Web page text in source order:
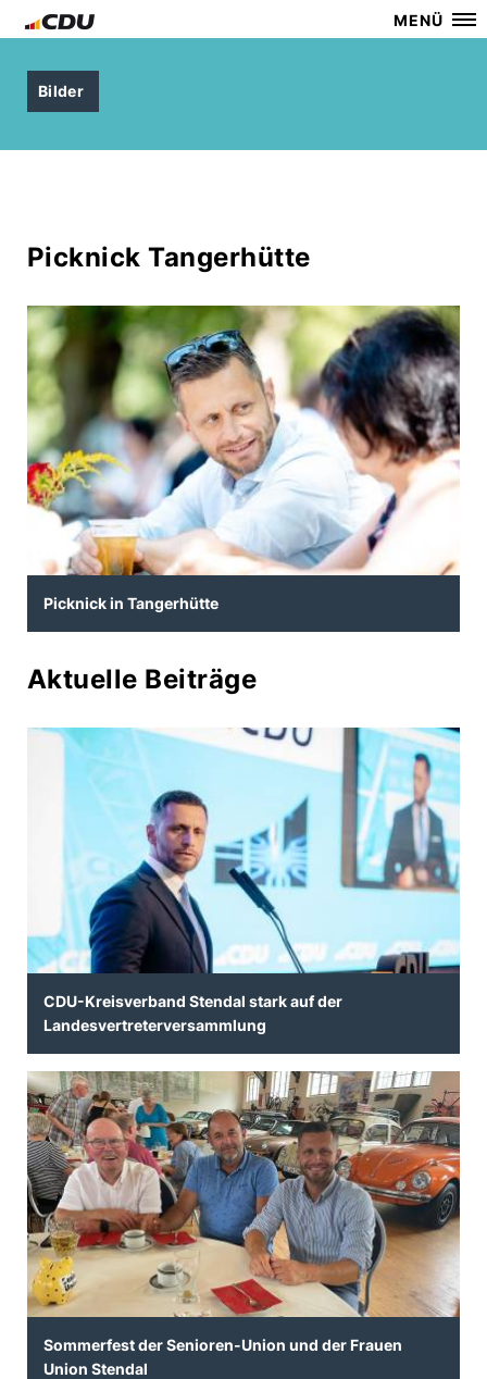
MENÜ
Bilder
Picknick Tangerhütte
Picknick in Tangerhütte
Aktuelle Beiträge
CDU-Kreisverband Stendal stark auf der
Landesvertreterversammlung
Sommerfest der Senioren-Union und der Frauen
Union Stendal